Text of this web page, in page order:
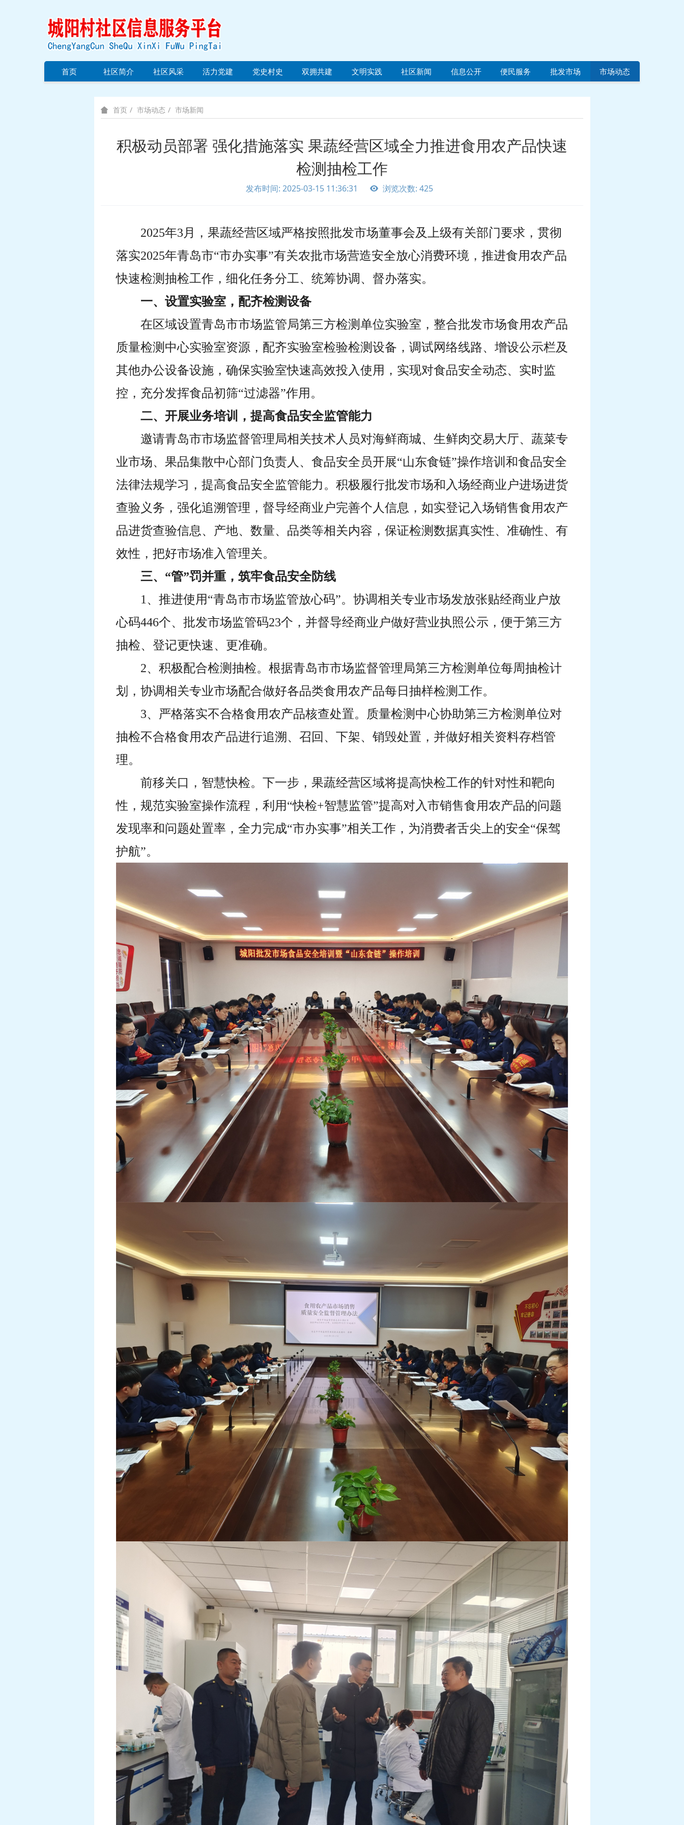
首页 社区简介 社区风采 活力党建 党史村史 双拥共建 文明实践 社区新闻 信息公开 便民服务 批发市场 市场动态
首页 市场动态 市场新闻
积极动员部署 强化措施落实 果蔬经营区域全力推进食用农产品快速
检测抽检工作
发布时间: 2025-03-15 11:36:31 浏览次数: 425
2025年3月，果蔬经营区域严格按照批发市场董事会及上级有关部门要求，贯彻
落实2025年青岛市“市办实事”有关农批市场营造安全放心消费环境，推进食用农产品
快速检测抽检工作，细化任务分工、统筹协调、督办落实。
一、设置实验室，配齐检测设备
在区域设置青岛市市场监管局第三方检测单位实验室，整合批发市场食用农产品
质量检测中心实验室资源，配齐实验室检验检测设备，调试网络线路、增设公示栏及
其他办公设备设施，确保实验室快速高效投入使用，实现对食品安全动态、实时监
控，充分发挥食品初筛“过滤器”作用。
二、开展业务培训，提高食品安全监管能力
邀请青岛市市场监督管理局相关技术人员对海鲜商城、生鲜肉交易大厅、蔬菜专
业市场、果品集散中心部门负责人、食品安全员开展“山东食链”操作培训和食品安全
法律法规学习，提高食品安全监管能力。积极履行批发市场和入场经商业户进场进货
查验义务，强化追溯管理，督导经商业户完善个人信息，如实登记入场销售食用农产
品进货查验信息、产地、数量、品类等相关内容，保证检测数据真实性、准确性、有
效性，把好市场准入管理关。
三、“管”罚并重，筑牢食品安全防线
1、推进使用“青岛市市场监管放心码”。协调相关专业市场发放张贴经商业户放
心码446个、批发市场监管码23个，并督导经商业户做好营业执照公示，便于第三方
抽检、登记更快速、更准确。
2、积极配合检测抽检。根据青岛市市场监督管理局第三方检测单位每周抽检计
划，协调相关专业市场配合做好各品类食用农产品每日抽样检测工作。
3、严格落实不合格食用农产品核查处置。质量检测中心协助第三方检测单位对
抽检不合格食用农产品进行追溯、召回、下架、销毁处置，并做好相关资料存档管
理。
前移关口，智慧快检。下一步，果蔬经营区域将提高快检工作的针对性和靶向
性，规范实验室操作流程，利用“快检+智慧监管”提高对入市销售食用农产品的问题
发现率和问题处置率，全力完成“市办实事”相关工作，为消费者舌尖上的安全“保驾
护航”。